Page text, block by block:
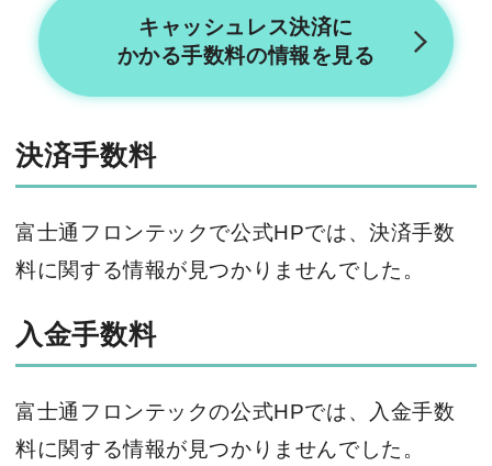
キャッシュレス決済に
かかる手数料の情報を見る
決済手数料
富士通フロンテックで公式HPでは、決済手数
料に関する情報が見つかりませんでした。
入金手数料
富士通フロンテックの公式HPでは、入金手数
料に関する情報が見つかりませんでした。